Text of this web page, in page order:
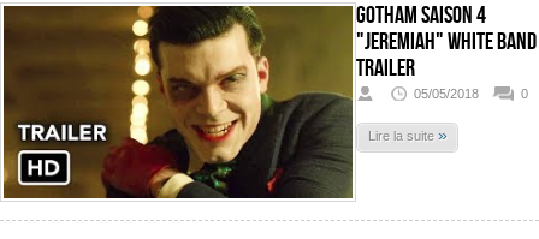
Gotham Saison 4
"Jeremiah" White Band
Trailer
05/05/2018 0
Lire la suite »